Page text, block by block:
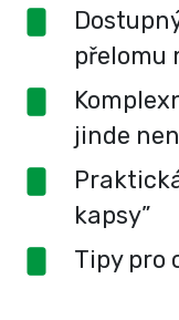
přelomu
jinde
kapsy”
Tipy pro